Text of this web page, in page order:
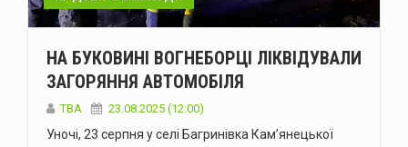
НА БУКОВИНІ ВОГНЕБОРЦІ ЛІКВІДУВАЛИ
ЗАГОРЯННЯ АВТОМОБІЛЯ
ТВА 23.08.2025 (12:00)
Уночі, 23 серпня у селі Багринівка Кам’янецької